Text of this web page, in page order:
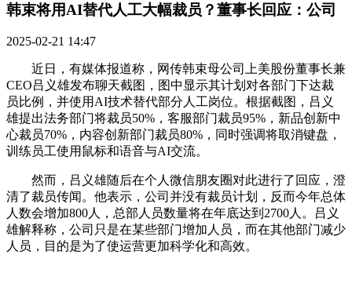
韩束将用AI替代人工大幅裁员？董事长回应：公司​
2025-02-21 14:47
近日，有媒体报道称，网传韩束母公司上美股份董事长兼
CEO吕义雄发布聊天截图，图中显示其计划对各部门下达裁
员比例，并使用AI技术替代部分人工岗位。根据截图，吕义
雄提出法务部门将裁员50%，客服部门裁员95%，新品创新中
心裁员70%，内容创新部门裁员80%，同时强调将取消键盘，
训练员工使用鼠标和语音与AI交流。
然而，吕义雄随后在个人微信朋友圈对此进行了回应，澄
清了裁员传闻。他表示，公司并没有裁员计划，反而今年总体
人数会增加800人，总部人员数量将在年底达到2700人。吕义
雄解释称，公司只是在某些部门增加人员，而在其他部门减少
人员，目的是为了使运营更加科学化和高效。